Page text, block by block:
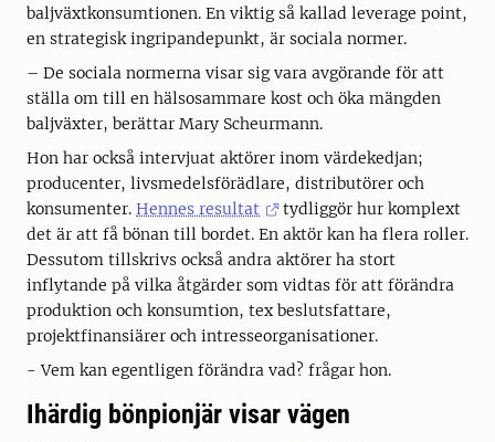
baljväxtkonsumtionen. En viktig så kallad leverage point,
en strategisk ingripandepunkt, är sociala normer.
– De sociala normerna visar sig vara avgörande för att
ställa om till en hälsosammare kost och öka mängden
baljväxter, berättar Mary Scheurmann.
Hon har också intervjuat aktörer inom värdekedjan;
producenter, livsmedelsförädlare, distributörer och
konsumenter. Hennes resultat
tydliggör hur komplext
det är att få bönan till bordet. En aktör kan ha flera roller.
Dessutom tillskrivs också andra aktörer ha stort
inflytande på vilka åtgärder som vidtas för att förändra
produktion och konsumtion, tex beslutsfattare,
projektfinansiärer och intresseorganisationer.
- Vem kan egentligen förändra vad? frågar hon.
Ihärdig bönpionjär visar vägen